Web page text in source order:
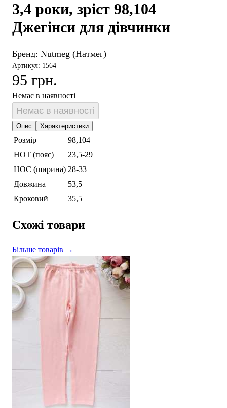
3,4 роки, зріст 98,104
Джегінси для дівчинки
Бренд: Nutmeg (Натмег)
Артикул: 1564
95 грн.
Немає в наявності
Немає в наявності
Опис Характеристики
Розмір
98,104
НОТ (пояс)
23,5-29
НОС (ширина) 28-33
Довжина
53,5
Кроковий
35,5
Схожі товари
Більше товарів →